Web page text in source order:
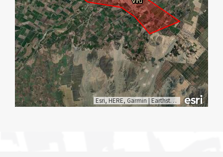
Esri, HERE, Garmin | Earthstar Geographics